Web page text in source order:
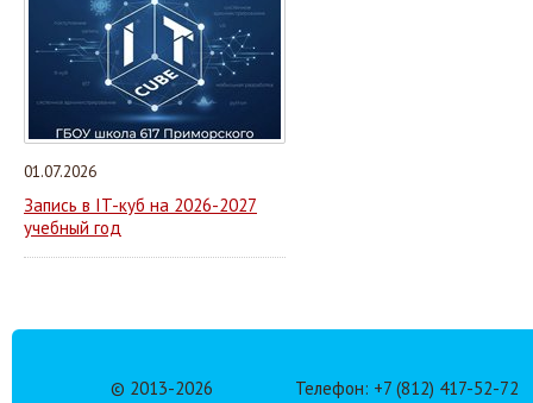
01.07.2026
Запись в IT-куб на 2026-2027
учебный год
© 2013-2026 Телефон: +7 (812) 417-52-72